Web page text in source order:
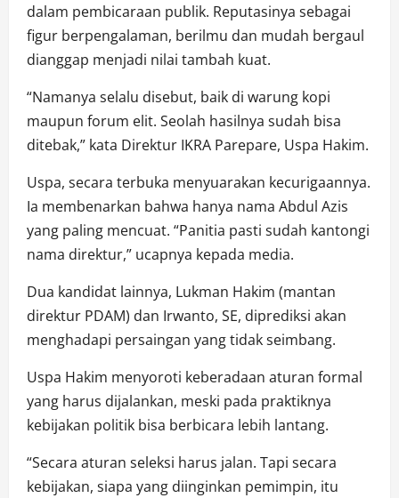
dalam pembicaraan publik. Reputasinya sebagai
figur berpengalaman, berilmu dan mudah bergaul
dianggap menjadi nilai tambah kuat.
“Namanya selalu disebut, baik di warung kopi
maupun forum elit. Seolah hasilnya sudah bisa
ditebak,” kata Direktur IKRA Parepare, Uspa Hakim.
Uspa, secara terbuka menyuarakan kecurigaannya.
Ia membenarkan bahwa hanya nama Abdul Azis
yang paling mencuat. “Panitia pasti sudah kantongi
nama direktur,” ucapnya kepada media.
Dua kandidat lainnya, Lukman Hakim (mantan
direktur PDAM) dan Irwanto, SE, diprediksi akan
menghadapi persaingan yang tidak seimbang.
Uspa Hakim menyoroti keberadaan aturan formal
yang harus dijalankan, meski pada praktiknya
kebijakan politik bisa berbicara lebih lantang.
“Secara aturan seleksi harus jalan. Tapi secara
kebijakan, siapa yang diinginkan pemimpin, itu